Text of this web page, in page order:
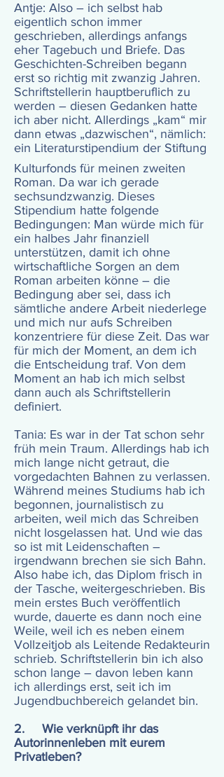
Antje: Also – ich selbst hab
eigentlich schon immer
geschrieben, allerdings anfangs
eher Tagebuch und Briefe. Das
Geschichten-Schreiben begann
erst so richtig mit zwanzig Jahren.
Schriftstellerin hauptberuflich zu
werden – diesen Gedanken hatte
ich aber nicht. Allerdings „kam“ mir
dann etwas „dazwischen“, nämlich:
ein Literaturstipendium der Stiftung
Kulturfonds für meinen zweiten
Roman. Da war ich gerade
sechsundzwanzig. Dieses
Stipendium hatte folgende
Bedingungen: Man würde mich für
ein halbes Jahr finanziell
unterstützen, damit ich ohne
wirtschaftliche Sorgen an dem
Roman arbeiten könne – die
Bedingung aber sei, dass ich
sämtliche andere Arbeit niederlege
und mich nur aufs Schreiben
konzentriere für diese Zeit. Das war
für mich der Moment, an dem ich
die Entscheidung traf. Von dem
Moment an hab ich mich selbst
dann auch als Schriftstellerin
definiert.
Tania: Es war in der Tat schon sehr
früh mein Traum. Allerdings hab ich
mich lange nicht getraut, die
vorgedachten Bahnen zu verlassen.
Während meines Studiums hab ich
begonnen, journalistisch zu
arbeiten, weil mich das Schreiben
nicht losgelassen hat. Und wie das
so ist mit Leidenschaften –
irgendwann brechen sie sich Bahn.
Also habe ich, das Diplom frisch in
der Tasche, weitergeschrieben. Bis
mein erstes Buch veröffentlich
wurde, dauerte es dann noch eine
Weile, weil ich es neben einem
Vollzeitjob als Leitende Redakteurin
schrieb. Schriftstellerin bin ich also
schon lange – davon leben kann
ich allerdings erst, seit ich im
Jugendbuchbereich gelandet bin.
2. Wie verknüpft ihr das
Autorinnenleben mit eurem
Privatleben?